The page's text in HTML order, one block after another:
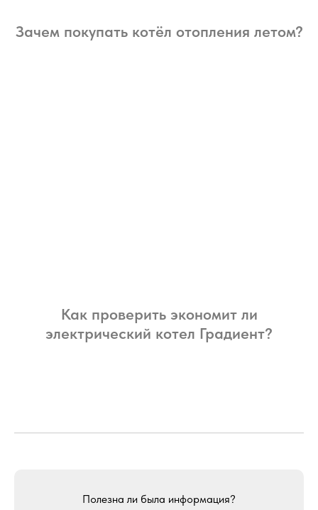
Зачем покупать котёл отопления летом?
Как проверить экономит ли
электрический котел Градиент?
Полезна ли была информация?